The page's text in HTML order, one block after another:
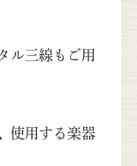
ル三線もご用
使用する楽器